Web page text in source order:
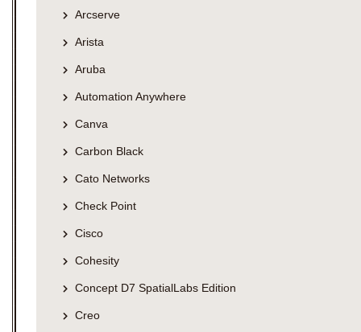
Arcserve
Arista
Aruba
Automation Anywhere
Canva
Carbon Black
Cato Networks
Check Point
Cisco
Cohesity
Concept D7 SpatialLabs Edition
Creo